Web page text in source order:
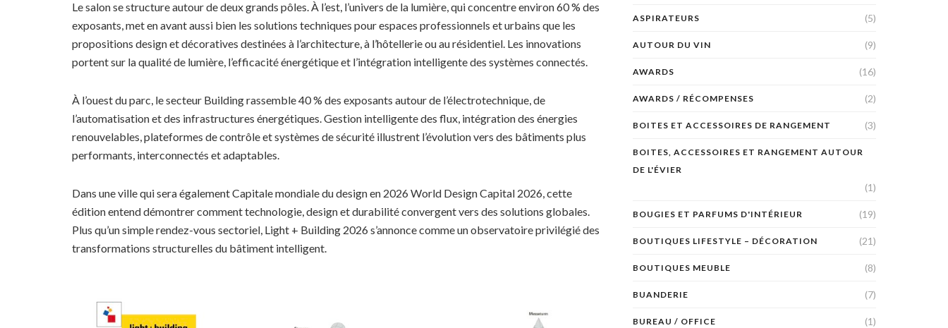
Le salon se structure autour de deux grands pôles. À l’est, l’univers de la lumière, qui concentre environ 60 % des
exposants, met en avant aussi bien les solutions techniques pour espaces professionnels et urbains que les
propositions design et décoratives destinées à l’architecture, à l’hôtellerie ou au résidentiel. Les innovations
portent sur la qualité de lumière, l’efficacité énergétique et l’intégration intelligente des systèmes connectés.
À l’ouest du parc, le secteur Building rassemble 40 % des exposants autour de l’électrotechnique, de
l’automatisation et des infrastructures énergétiques. Gestion intelligente des flux, intégration des énergies
renouvelables, plateformes de contrôle et systèmes de sécurité illustrent l’évolution vers des bâtiments plus
performants, interconnectés et adaptables.
Dans une ville qui sera également Capitale mondiale du design en 2026 World Design Capital 2026, cette
édition entend démontrer comment technologie, design et durabilité convergent vers des solutions globales.
Plus qu’un simple rendez-vous sectoriel, Light + Building 2026 s’annonce comme un observatoire privilégié des
transformations structurelles du bâtiment intelligent.
ASPIRATEURS (5)
AUTOUR DU VIN (9)
AWARDS (16)
AWARDS / RÉCOMPENSES (2)
BOITES ET ACCESSOIRES DE RANGEMENT (3)
BOITES, ACCESSOIRES ET RANGEMENT AUTOUR
DE L'ÉVIER
(1)
BOUGIES ET PARFUMS D'INTÉRIEUR (19)
BOUTIQUES LIFESTYLE – DÉCORATION (21)
BOUTIQUES MEUBLE (8)
BUANDERIE (7)
BUREAU / OFFICE (1)